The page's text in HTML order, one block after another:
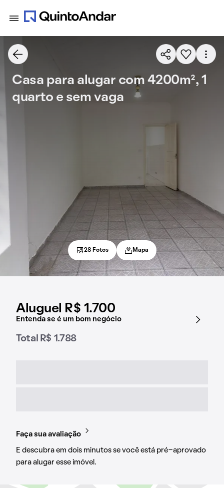
Aluguel R$ 1.700
Entenda se é um bom negócio
Total R$ 1.788
Faça sua avaliação
E descubra em dois minutos se você está pré-aprovado
para alugar esse imóvel.
Casa para alugar com 4200m², 1
quarto e sem vaga
28 Fotos Mapa